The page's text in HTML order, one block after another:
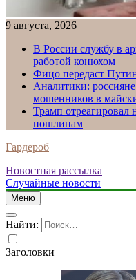
9 августа, 2026
В России службу в
работой конюхом
Фицо передаст
Аналитики:
мошенников в
Трамп
пошлинам
Гардероб
Новостная рассылка
Случайные новости
Меню
Найти:
Заголовки